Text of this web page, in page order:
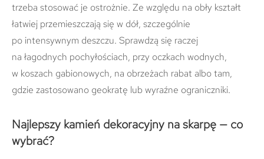
trzeba stosować je ostrożnie. Ze względu na obły kształt
łatwiej przemieszczają się w dół, szczególnie
po intensywnym deszczu. Sprawdzą się raczej
na łagodnych pochyłościach, przy oczkach wodnych,
w koszach gabionowych, na obrzeżach rabat albo tam,
gdzie zastosowano geokratę lub wyraźne ograniczniki.
Najlepszy kamień dekoracyjny na skarpę — co
wybrać?